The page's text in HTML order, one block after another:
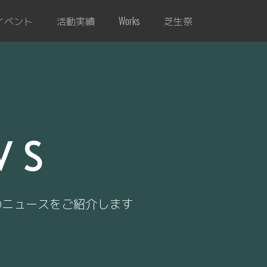
ベント 活動実績 Works 芝生祭
ュースをご紹介します